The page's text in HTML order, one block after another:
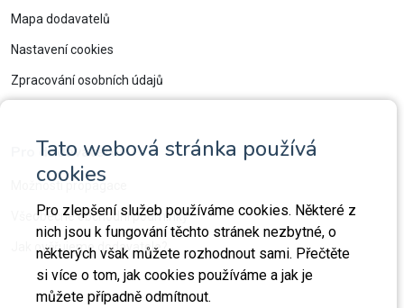
Tato webová stránka používá
cookies
Pro zlepšení služeb používáme cookies. Některé z
nich jsou k fungování těchto stránek nezbytné, o
některých však můžete rozhodnout sami. Přečtěte
si více o tom, jak cookies používáme a jak je
můžete případně odmítnout.
Mapa dodavatelů
Nastavení cookies
Zpracování osobních údajů
Pro dodavatele
Možnosti propagace
Všeobecné obchodní podmínky
Jak ověřujeme dodavatele?